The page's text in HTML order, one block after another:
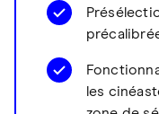
les